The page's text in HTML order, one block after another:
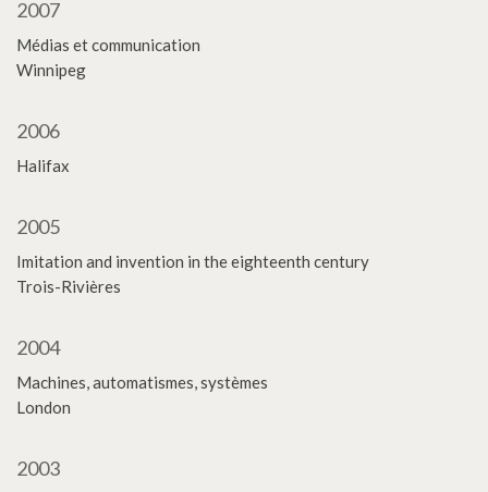
2007
Médias et communication
Winnipeg
2006
Halifax
2005
Imitation and invention in the eighteenth century
Trois-Rivières
2004
Machines, automatismes, systèmes
London
2003